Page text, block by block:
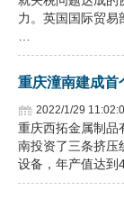
力。英国国际贸易
重庆潼南建成首
2022/1/29
重庆西拓金属制品
南投资了三条挤压
设备，年产值达到